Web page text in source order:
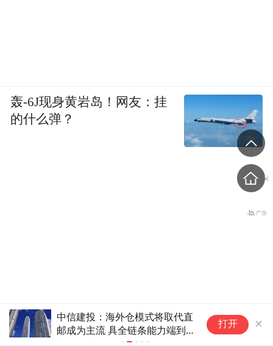
夏天顶流饮料椰子水，在这个夏
天塌房了？
纽约原油暗
打开
轰-6J现身黄岩岛！网友：挂
的什么弹？
白宫发了一张图，网友炸了